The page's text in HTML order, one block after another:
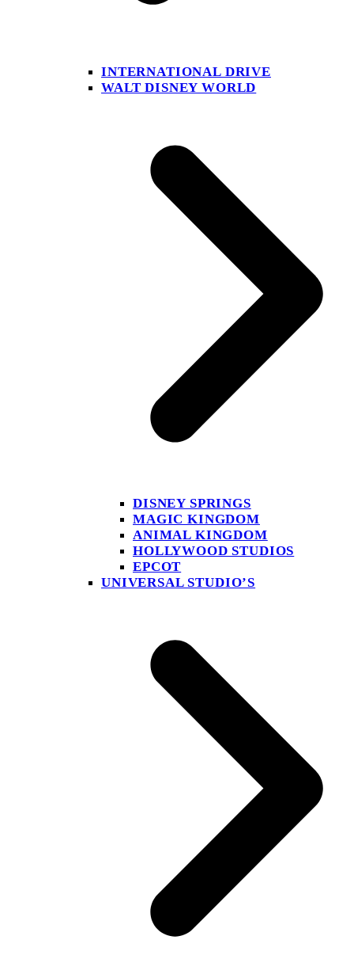
INTERNATIONAL DRIVE
WALT DISNEY WORLD
DISNEY SPRINGS
MAGIC KINGDOM
ANIMAL KINGDOM
HOLLYWOOD STUDIOS
EPCOT
UNIVERSAL STUDIO’S